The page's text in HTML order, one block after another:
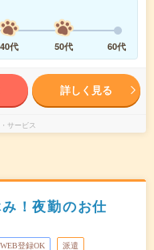
40代 50代 60代
詳しく見る
サービス
！夜勤のお仕
WEB登録OK 派遣